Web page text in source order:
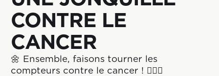
CONTRE LE
CANCER
🌼 Ensemble, faisons tourner les
compteurs contre le cancer ! 🚴‍♂️✨